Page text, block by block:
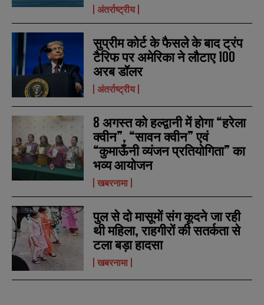
अंतर्राष्ट्रीय
सुप्रीम कोर्ट के फैसले के बाद ट्रंप
टैरिफ पर अमेरिका ने लौटाए 100
अरब डॉलर
अंतर्राष्ट्रीय
8 अगस्त को हल्द्वानी में होगा “हरेला
क्वीन”, “सावन क्वीन” एवं
“कुमाऊँनी व्यंजन प्रतियोगिता” का
भव्य आयोजन
खबरनामा
पुल से दो मासूमों संग कूदने जा रही
थी महिला, राहगीरों की सतर्कता से
टला बड़ा हादसा
खबरनामा